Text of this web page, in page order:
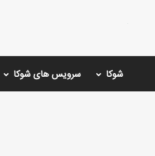
شوکا سرویس های شوکا